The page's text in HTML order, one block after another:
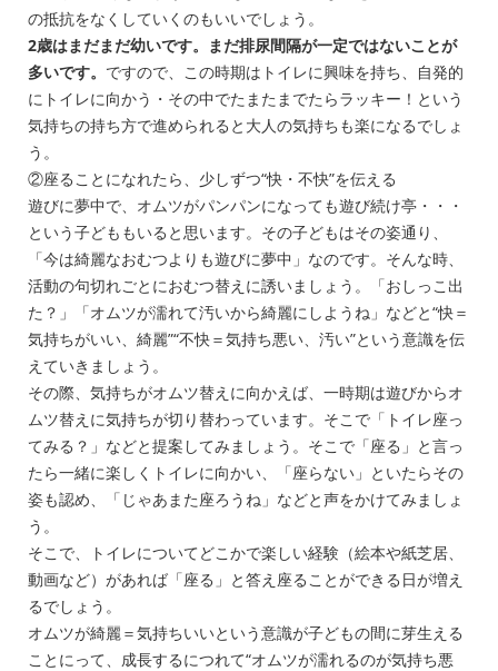
の抵抗をなくしていくのもいいでしょう。
2歳はまだまだ幼いです。まだ排尿間隔が一定ではないことが
多いです。 ですので、この時期はトイレに興味を持ち、自発的
にトイレに向かう・その中でたまたまでたらラッキー！という
気持ちの持ち方で進められると大人の気持ちも楽になるでしょ
う。
②座ることになれたら、少しずつ“快・不快”を伝える
遊びに夢中で、オムツがパンパンになっても遊び続け亭・・・
という子どももいると思います。その子どもはその姿通り、
「今は綺麗なおむつよりも遊びに夢中」なのです。そんな時、
活動の句切れごとにおむつ替えに誘いましょう。「おしっこ出
た？」「オムツが濡れて汚いから綺麗にしようね」などと“快＝
気持ちがいい、綺麗”“不快＝気持ち悪い、汚い”という意識を伝
えていきましょう。
その際、気持ちがオムツ替えに向かえば、一時期は遊びからオ
ムツ替えに気持ちが切り替わっています。そこで「トイレ座っ
てみる？」などと提案してみましょう。そこで「座る」と言っ
たら一緒に楽しくトイレに向かい、「座らない」といたらその
姿も認め、「じゃあまた座ろうね」などと声をかけてみましょ
う。
そこで、トイレについてどこかで楽しい経験（絵本や紙芝居、
動画など）があれば「座る」と答え座ることができる日が増え
るでしょう。
オムツが綺麗＝気持ちいいという意識が子どもの間に芽生える
ことにって、成長するにつれて“オムツが濡れるのが気持ち悪